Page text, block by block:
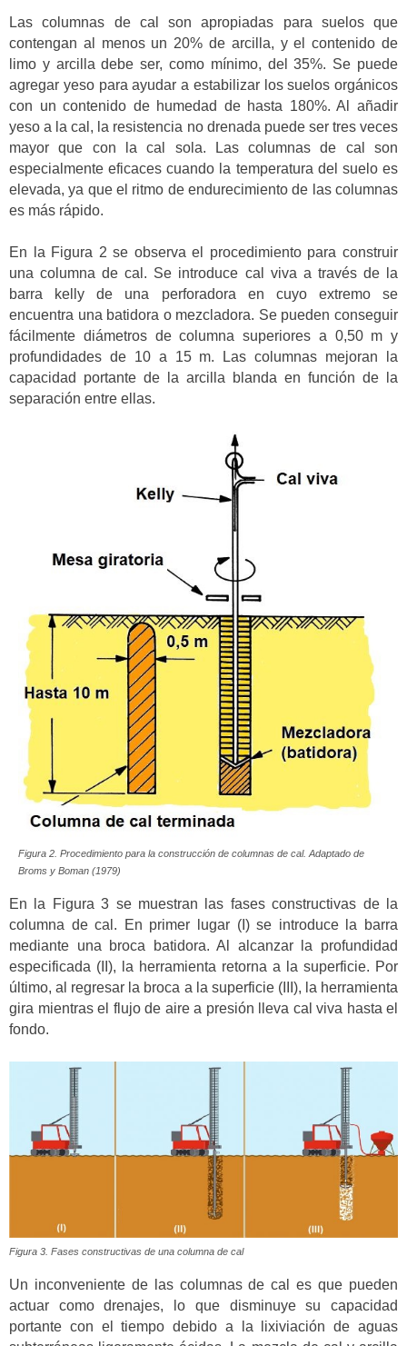
Las columnas de cal son apropiadas para suelos que
contengan al menos un 20% de arcilla, y el contenido de
limo y arcilla debe ser, como mínimo, del 35%. Se puede
agregar yeso para ayudar a estabilizar los suelos orgánicos
con un contenido de humedad de hasta 180%. Al añadir
yeso a la cal, la resistencia no drenada puede ser tres veces
mayor que con la cal sola. Las columnas de cal son
especialmente eficaces cuando la temperatura del suelo es
elevada, ya que el ritmo de endurecimiento de las columnas
es más rápido.
En la Figura 2 se observa el procedimiento para construir
una columna de cal. Se introduce cal viva a través de la
barra kelly de una perforadora en cuyo extremo se
encuentra una batidora o mezcladora. Se pueden conseguir
fácilmente diámetros de columna superiores a 0,50 m y
profundidades de 10 a 15 m. Las columnas mejoran la
capacidad portante de la arcilla blanda en función de la
separación entre ellas.
Figura 2. Procedimiento para la construcción de columnas de cal. Adaptado de
Broms y Boman (1979)
En la Figura 3 se muestran las fases constructivas de la
columna de cal. En primer lugar (I) se introduce la barra
mediante una broca batidora. Al alcanzar la profundidad
especificada (II), la herramienta retorna a la superficie. Por
último, al regresar la broca a la superficie (III), la herramienta
gira mientras el flujo de aire a presión lleva cal viva hasta el
fondo.
Figura 3. Fases constructivas de una columna de cal
Un inconveniente de las columnas de cal es que pueden
actuar como drenajes, lo que disminuye su capacidad
portante con el tiempo debido a la lixiviación de aguas